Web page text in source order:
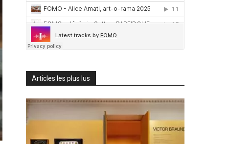
Articles les plus lus